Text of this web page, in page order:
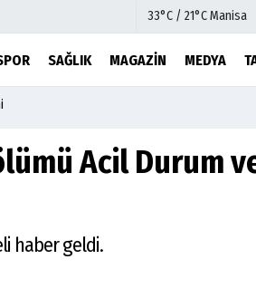
33°C / 21°C Manisa
SAĞLIK MAGAZIN MEDYA
Foto GaleriAcil Durum
haber geldi.